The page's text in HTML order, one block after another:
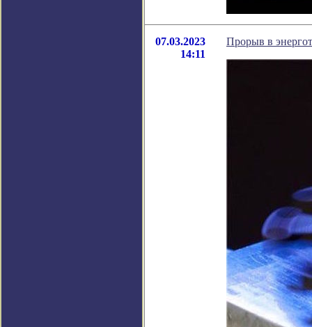
07.03.2023
14:11
Прорыв в